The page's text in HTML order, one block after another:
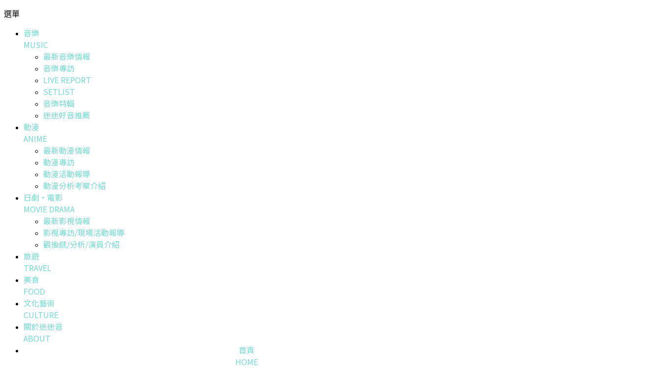
選單
音樂
MUSIC
最新音樂情報
音樂專訪
LIVE REPORT
SETLIST
音樂特輯
迷迷好音推薦
動漫
ANIME
最新動漫情報
動漫專訪
動漫活動報導
動漫分析考察介紹
日劇・電影
MOVIE DRAMA
最新影視情報
影視專訪/現場活動報導
觀後感/分析/演員介紹
旅遊
TRAVEL
美食
FOOD
文化藝術
CULTURE
關於迷迷音
ABOUT
首頁
HOME